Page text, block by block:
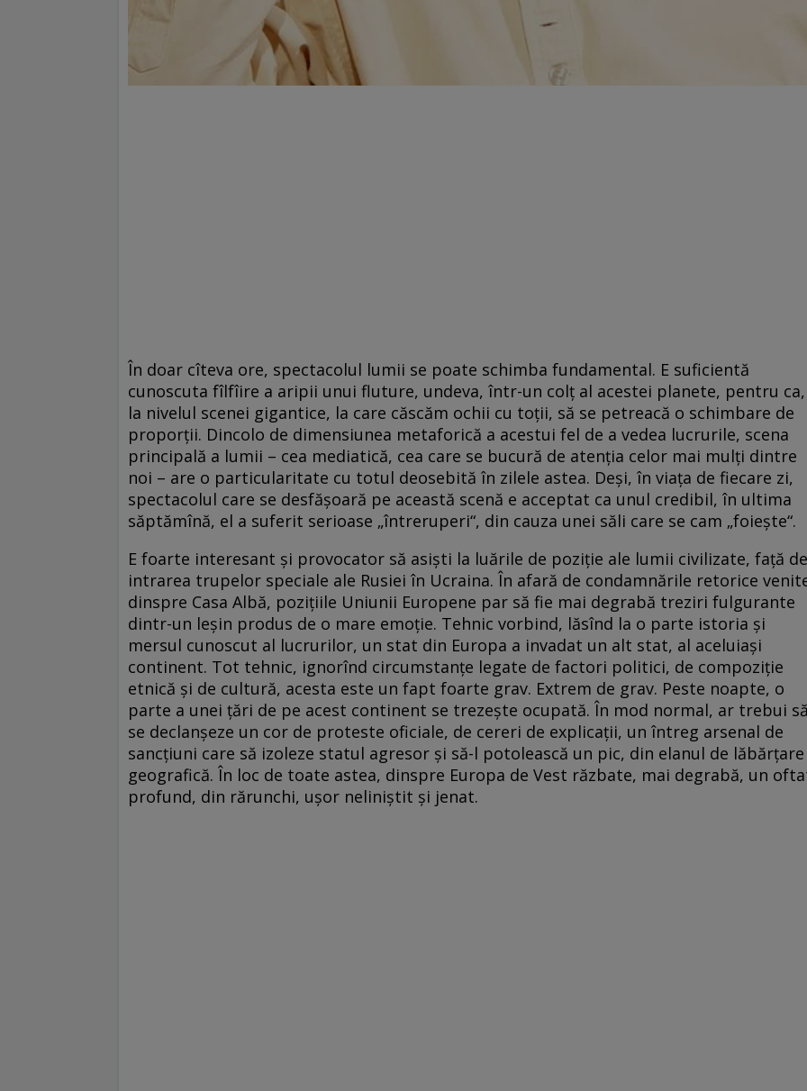
În doar cîteva ore, spectacolul lumii se poate schimba fundamental. E suficientă
cunoscuta fîlfîire a aripii unui fluture, undeva, într-un colţ al acestei planete, pentru ca,
la nivelul scenei gigantice, la care căscăm ochii cu toţii, să se petreacă o schimbare de
proporţii. Dincolo de dimensiunea metaforică a acestui fel de a vedea lucrurile, scena
principală a lumii – cea mediatică, cea care se bucură de atenţia celor mai mulţi dintre
noi – are o particularitate cu totul deosebită în zilele astea. Deşi, în viaţa de fiecare zi,
spectacolul care se desfăşoară pe această scenă e acceptat ca unul credibil, în ultima
săptămînă, el a suferit serioase „întreruperi“, din cauza unei săli care se cam „foieşte“.
E foarte interesant şi provocator să asişti la luările de poziţie ale lumii civilizate, faţă de
intrarea trupelor speciale ale Rusiei în Ucraina. În afară de condamnările retorice
dinspre Casa Albă, poziţiile Uniunii Europene par să fie mai degrabă treziri fulgurante
dintr-un leşin produs de o mare emoţie. Tehnic vorbind, lăsînd la o parte istoria şi
mersul cunoscut al lucrurilor, un stat din Europa a invadat un alt stat, al aceluiaşi
continent. Tot tehnic, ignorînd circumstanţe legate de factori politici, de compoziţie
etnică şi de cultură, acesta este un fapt foarte grav. Extrem de grav. Peste noapte, o
parte a unei ţări de pe acest continent se trezeşte ocupată. În mod normal, ar trebui
se declanşeze un cor de proteste oficiale, de cereri de explicaţii, un întreg arsenal de
sancţiuni care să izoleze statul agresor şi să-l potolească un pic, din elanul de lăbărţare
geografică. În loc de toate astea, dinspre Europa de Vest răzbate, mai degrabă, un
profund, din rărunchi, uşor neliniştit şi jenat.